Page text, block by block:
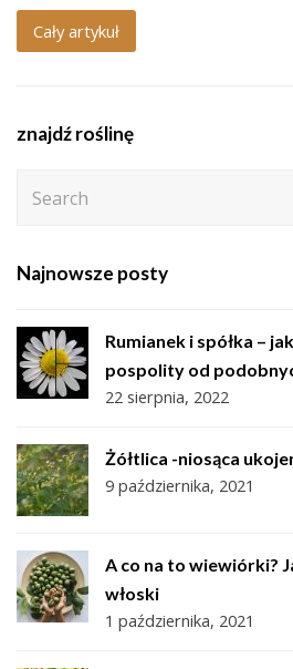
Cały artykuł
znajdź roślinę
Najnowsze posty
Rumianek i spółka –
pospolity od
22 sierpnia, 2022
Żółtlica -niosąca
9 października, 2021
A co na to wiewiórki?
włoski
1 października, 2021